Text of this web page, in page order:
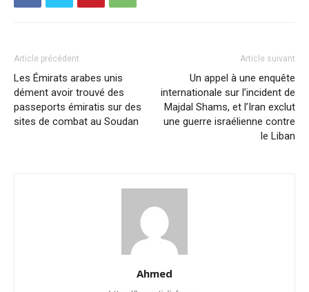
Article précédent
Les Émirats arabes unis
dément avoir trouvé des
passeports émiratis sur des
sites de combat au Soudan
Article suivant
Un appel à une enquête
internationale sur l’incident de
Majdal Shams, et l’Iran exclut
une guerre israélienne contre
le Liban
Ahmed